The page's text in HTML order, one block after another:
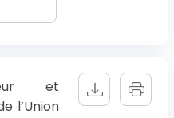
et
l’Union